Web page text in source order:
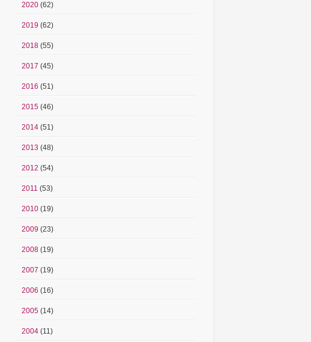
2020 (62)
2019 (62)
2018 (55)
2017 (45)
2016 (51)
2015 (46)
2014 (51)
2013 (48)
2012 (54)
2011 (53)
2010 (19)
2009 (23)
2008 (19)
2007 (19)
2006 (16)
2005 (14)
2004 (11)